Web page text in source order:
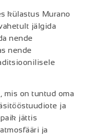
külastus Murano
jälgida
nende
nende
mis on tuntud oma
ja
jättis
ja